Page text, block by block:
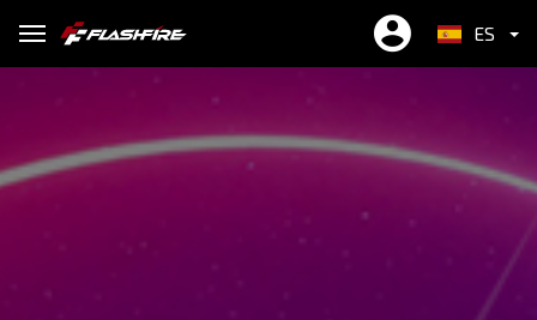
ES
EN